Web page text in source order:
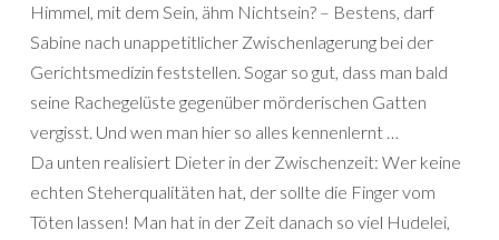
Himmel, mit dem Sein, ähm Nichtsein? – Bestens, darf
Sabine nach unappetitlicher Zwischenlagerung bei der
Gerichtsmedizin feststellen. Sogar so gut, dass man bald
seine Rachegelüste gegenüber mörderischen Gatten
vergisst. Und wen man hier so alles kennenlernt …
Da unten realisiert Dieter in der Zwischenzeit: Wer keine
echten Steherqualitäten hat, der sollte die Finger vom
Töten lassen! Man hat in der Zeit danach so viel Hudelei,